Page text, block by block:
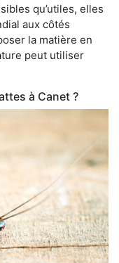
qu’utiles, elles
aux côtés
la matière en
peut utiliser
à Canet ?